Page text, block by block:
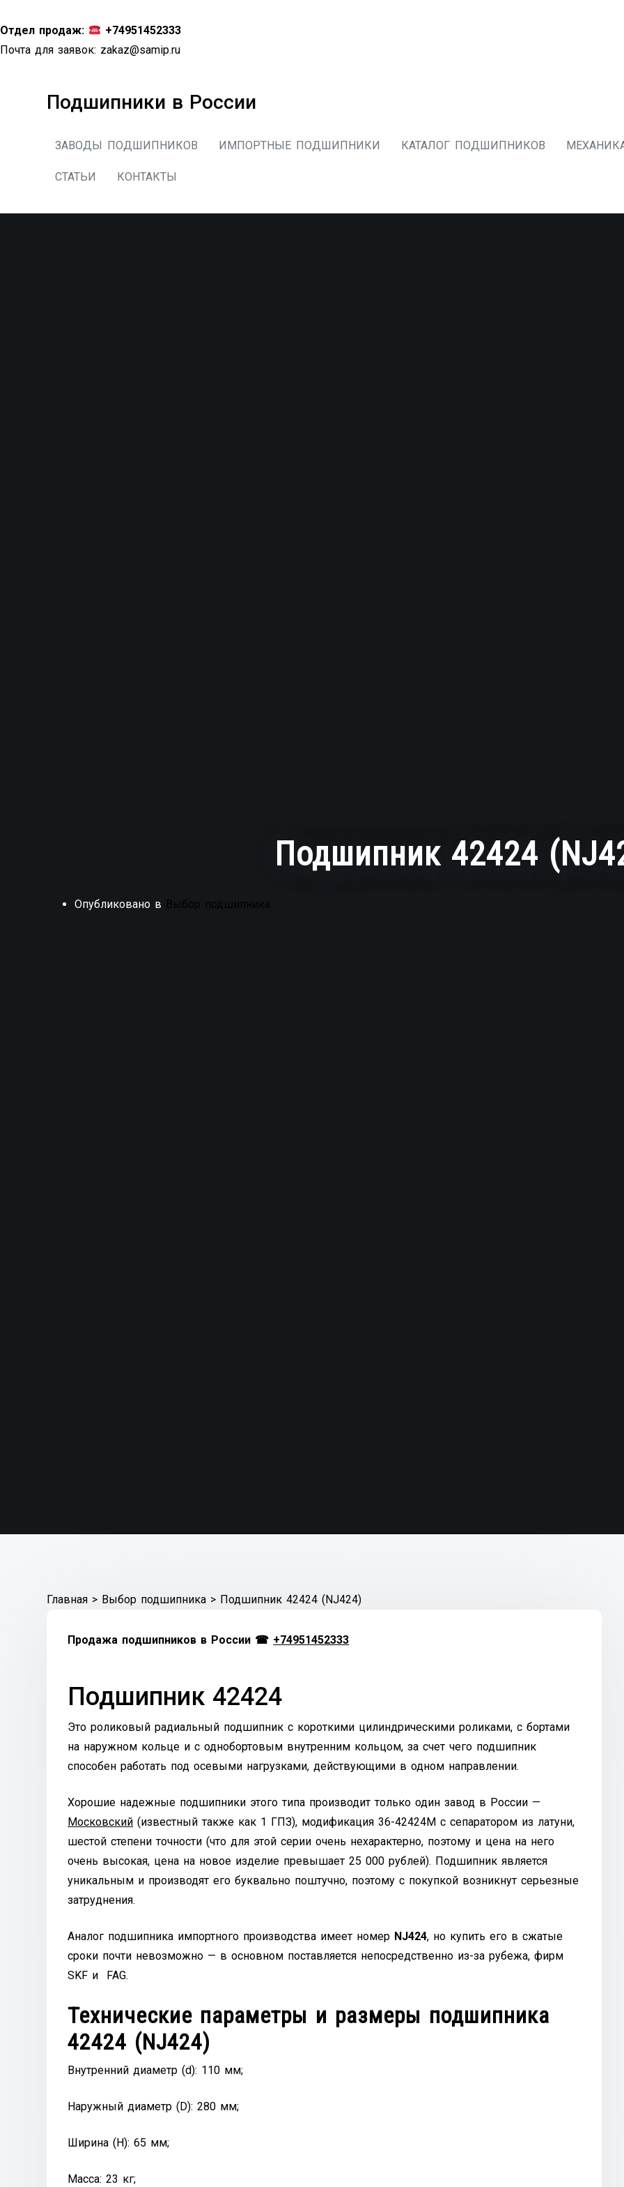
к
содержимому
Отдел продаж:
+74951452333
Почта для заявок: zakaz@samip.ru
Подшипники в России
ЗАВОДЫ ПОДШИПНИКОВ ИМПОРТНЫЕ ПОДШИПНИКИ КАТАЛОГ ПОДШИПНИКОВ
СТАТЬИ КОНТАКТЫ
Подшипник 42424
Опубликовано в Выбор подшипника
Главная > Выбор подшипника > Подшипник 42424 (NJ424)
Продажа подшипников в России ☎ +74951452333
Подшипник 42424
Это роликовый радиальный подшипник с короткими цилиндрическими роликами, с бортами
на наружном кольце и с однобортовым внутренним кольцом, за счет чего подшипник
способен работать под осевыми нагрузками, действующими в одном направлении.
Хорошие надежные подшипники этого типа производит только один завод в России —
Московский (известный также как 1 ГПЗ), модификация 36-42424М с сепаратором из латуни,
шестой степени точности (что для этой серии очень нехарактерно, поэтому и цена на него
очень высокая, цена на новое изделие превышает 25 000 рублей). Подшипник является
уникальным и производят его буквально поштучно, поэтому с покупкой возникнут серьезные
затруднения.
Аналог подшипника импортного производства имеет номер NJ424, но купить его в сжатые
сроки почти невозможно — в основном поставляется непосредственно из-за рубежа, фирм
SKF и FAG.
Технические параметры и размеры подшипника
42424 (NJ424)
Внутренний диаметр (d): 110 мм;
Наружный диаметр (D): 280 мм;
Ширина (H): 65 мм;
Масса: 23 кг;